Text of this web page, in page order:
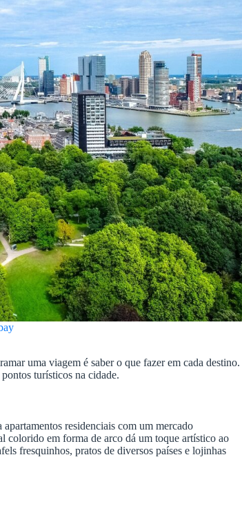
uma viagem é saber o que fazer em cada destino.
turísticos na cidade.
residenciais com um mercado
colorido em forma de arco dá um toque artístico ao
fresquinhos, pratos de diversos países e lojinhas